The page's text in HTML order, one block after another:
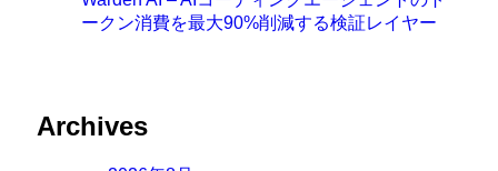
ークン消費を最大90%削減する検証レイヤー
Archives